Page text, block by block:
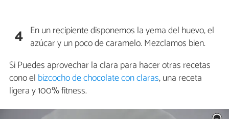
4 En un recipiente disponemos la yema del huevo, el
azúcar y un poco de caramelo. Mezclamos bien.
Si Puedes aprovechar la clara para hacer otras recetas
cono el bizcocho de chocolate con claras, una receta
ligera y 100% fitness.